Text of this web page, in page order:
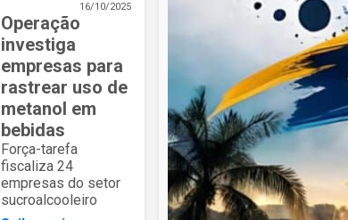
16/10/2025
Operação
investiga
empresas para
rastrear uso de
metanol em
bebidas
Força-tarefa
fiscaliza 24
empresas do setor
sucroalcooleiro